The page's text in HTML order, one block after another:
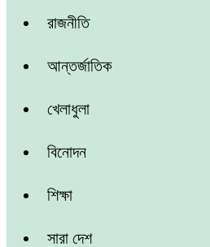
রাজনীতি
আন্তর্জাতিক
খেলাধুলা
বিনোদন
শিক্ষা
সারা দেশ